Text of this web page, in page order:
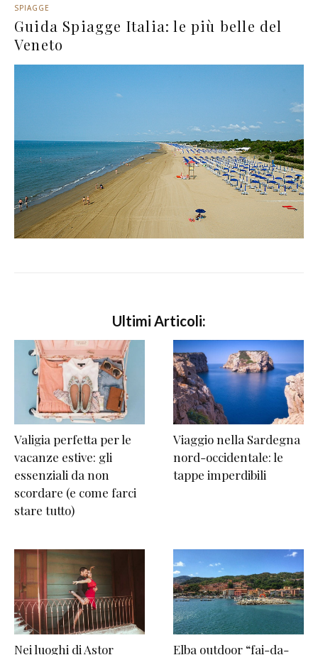
SPIAGGE
Guida Spiagge Italia: le più belle del
Veneto
Ultimi Articoli:
Valigia perfetta per le
vacanze estive: gli
essenziali da non
scordare (e come farci
stare tutto)
Viaggio nella Sardegna
nord-occidentale: le
tappe imperdibili
Nei luoghi di Astor Elba outdoor “fai-da-